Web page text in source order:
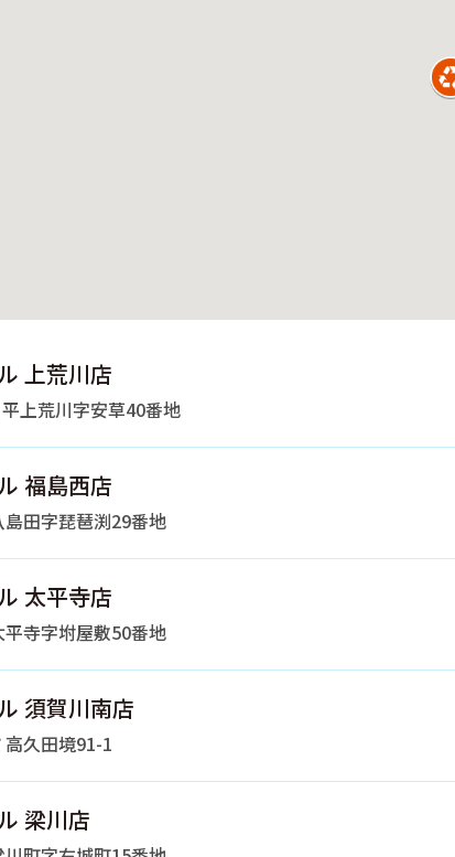
上荒川店
上荒川字安草40番地
福島西店
田字琵琶渕29番地
太平寺店
寺字坿屋敷50番地
須賀川南店
久田境91-1
梁川店